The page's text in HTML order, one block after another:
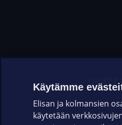
Käytämme
Elisan ja kolmansien
käytetään